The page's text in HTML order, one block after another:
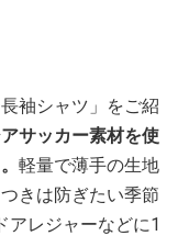
袖シャツ」をご紹
サッカー素材を使
軽量で薄手の生地
きは防ぎたい季節
アレジャーなどに1